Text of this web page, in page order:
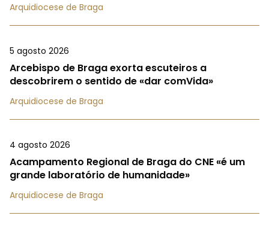
Arquidiocese de Braga
5 agosto 2026
Arcebispo de Braga exorta escuteiros a
descobrirem o sentido de «dar comVida»
Arquidiocese de Braga
4 agosto 2026
Acampamento Regional de Braga do CNE «é um
grande laboratório de humanidade»
Arquidiocese de Braga